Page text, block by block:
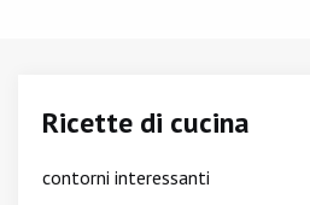
Ricette di cucina
contorni interessanti